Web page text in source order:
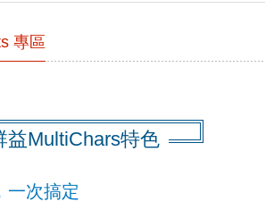
專區
益MultiChars特色
一次搞定